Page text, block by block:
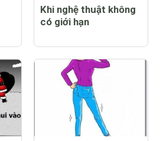
Khi nghệ thuật không
có giới hạn